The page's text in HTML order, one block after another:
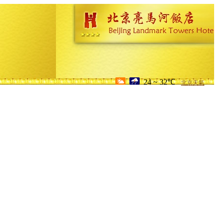
24 ~ 32℃ 北京天氣